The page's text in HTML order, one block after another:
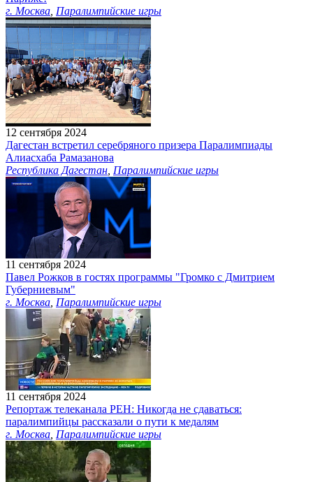
г. Москва Паралимпийские игры
12 сентября 2024
Дагестан встретил серебряного призера Паралимпиады
Алиасхаба Рамазанова
Республика Дагестан Паралимпийские игры
11 сентября 2024
Павел Рожков в гостях программы "Громко с Дмитрием
Губерниевым"
г. Москва Паралимпийские игры
11 сентября 2024
Репортаж телеканала РЕН: Никогда не сдаваться:
паралимпийцы рассказали о пути к медалям
г. Москва Паралимпийские игры